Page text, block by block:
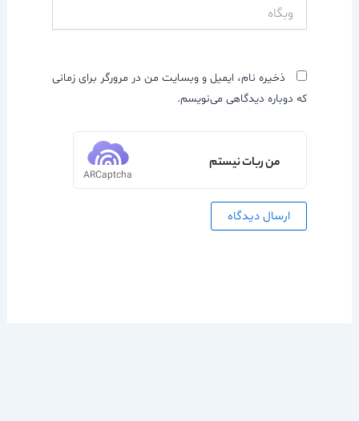
ذخیره نام، ایمیل و وبسایت من در مرورگر برای زمانی
که دوباره دیدگاهی می‌نویسم.
من ربات نیستم
ARCaptcha